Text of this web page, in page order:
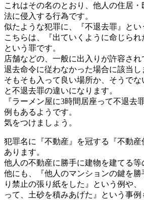
これはその名のとおり、他人の住居
法に侵入する行為です。
似たような犯罪に、『不退去罪』とい
こちらは、『出ていくように命じられ
という罪です。
店舗などの、一般に出入りが許容され
退去命令に従わなかった場合に該当し
そもそも入って良い場所か、そうで
と不退去罪の違いになります。
『ラーメン屋に3時間居座って不退去
例もあるようです。
気をつけましょう。
犯罪名に『不動産』を冠する『不動
あります。
他人の不動産に勝手に建物を建てる等
他にも、『他人のマンションの鍵を勝
り禁止の張り紙をした』という例や
って、土砂を積みあげた』という事例